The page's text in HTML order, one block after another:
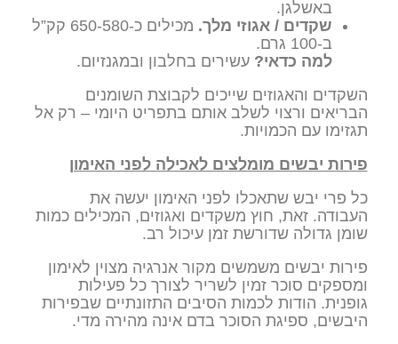
באשלגן.
שקדים / אגוזי מלך.
מכילים כ-650-580 קק”ל
ב-100 גרם.
למה כדאי? עשירים בחלבון ובמגנזיום.
השקדים והאגוזים שייכים לקבוצת השומנים
הבריאים ורצוי לשלב אותם בתפריט היומי – רק אל
תגזימו עם הכמויות.
פירות יבשים מומלצים לאכילה לפני האימון
כל פרי יבש שתאכלו לפני האימון יעשה את
העבודה. זאת, חוץ משקדים ואגוזים, המכילים כמות
שומן גדולה שדורשת זמן עיכול רב.
פירות יבשים משמשים מקור אנרגיה מצוין לאימון
ומספקים סוכר זמין לשריר לצורך כל פעילות
גופנית. הודות לכמות הסיבים התזונתיים שבפירות
היבשים, ספיגת הסוכר בדם אינה מהירה מדי.